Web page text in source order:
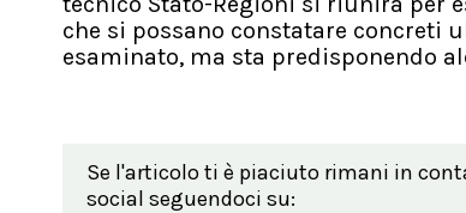
che si possano constatare concreti
esaminato, ma sta predisponendo
Se l'articolo ti è piaciuto rimani in
social seguendoci su: